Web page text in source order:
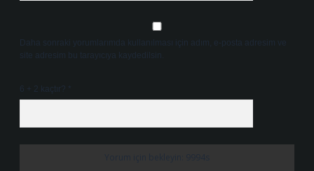
Daha sonraki yorumlarımda kullanılması için adım, e-posta adresim ve
site adresim bu tarayıcıya kaydedilsin.
6 + 2 kaçtır?